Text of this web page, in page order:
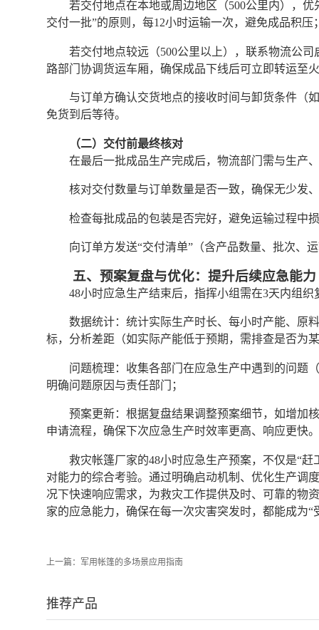
若交付地点在本地或周边地区（500公里内），
交付一批”的原则，每12小时运输一次，避免成品积压
若交付地点较远（500公里以上），联系物流公
路部门协调货运车厢，确保成品下线后可立即转运至
与订单方确认交货地点的接收时间与卸货条件（
免货到后等待。
（二）交付前最终核对
在最后一批成品生产完成后，物流部门需与生产
核对交付数量与订单数量是否一致，确保无少发
检查每批成品的包装是否完好，避免运输过程中
向订单方发送“交付清单”（含产品数量、批次、
五、预案复盘与优化：提升后续应急能力
48小时应急生产结束后，指挥小组需在3天内组
数据统计：统计实际生产时长、每小时产能、原
标，分析差距（如实际产能低于预期，需排查是否为
问题梳理：收集各部门在应急生产中遇到的问题
明确问题原因与责任部门；
预案更新：根据复盘结果调整预案细节，如增加
申请流程，确保下次应急生产时效率更高、响应更快。
救灾帐篷厂家的48小时应急生产预案，不仅是“
对能力的综合考验。通过明确启动机制、优化生产调
况下快速响应需求，为救灾工作提供及时、可靠的物
家的应急能力，确保在每一次灾害突发时，都能成为“
上一篇： 军用帐篷的多场景应用指南
推荐产品